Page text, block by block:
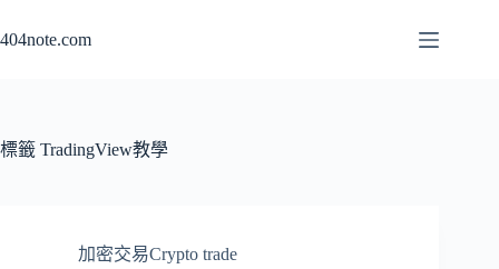
至
容
404note.com
標籤 TradingView教學
加密交易Crypto trade